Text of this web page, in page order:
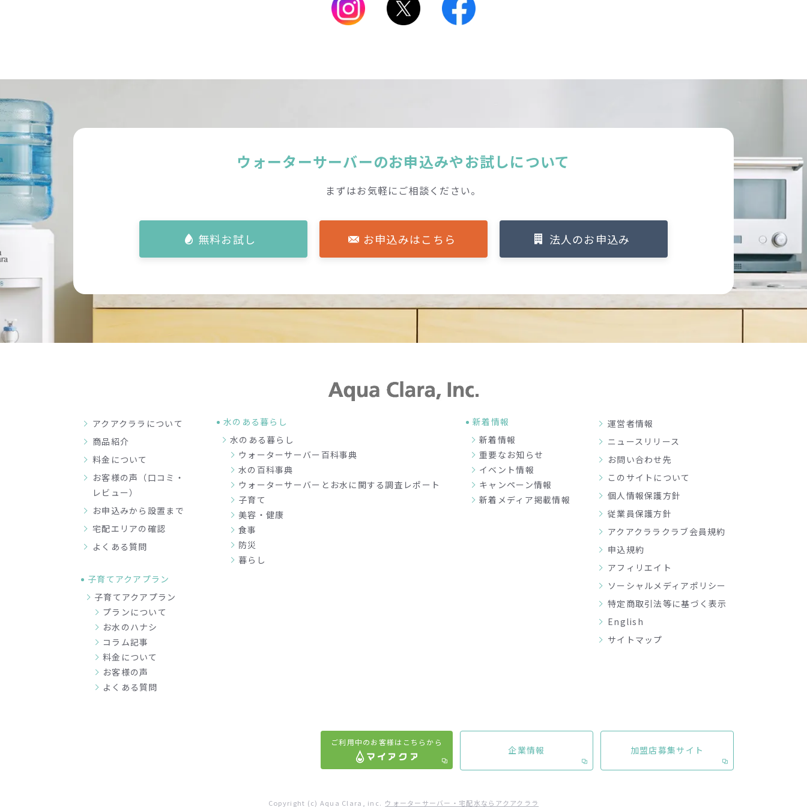
ウォーターサーバーのお申込みやお試しについて
まずはお気軽にご相談ください。
無料お試し お申込みはこちら 法人のお申込み
アクアクララについて
商品紹介
料金について
お客様の声（口コミ・
レビュー）
お申込みから設置まで
宅配エリアの確認
よくある質問
子育てアクアプラン
子育てアクアプラン
プランについて
お水のハナシ
コラム記事
料金について
お客様の声
よくある質問
水のある暮らし
水のある暮らし
ウォーターサーバー百科事典
水の百科事典
ウォーターサーバーとお水に関する調査レポート
子育て
美容・健康
食事
防災
暮らし
新着情報
新着情報
重要なお知らせ
イベント情報
キャンペーン情報
新着メディア掲載情報
運営者情報
ニュースリリース
お問い合わせ先
このサイトについて
個人情報保護方針
従業員保護方針
アクアクララクラブ会員規約
申込規約
アフィリエイト
ソーシャルメディアポリシー
特定商取引法等に基づく表示
English
サイトマップ
ご利用中のお客様はこちらから
企業情報 加盟店募集サイト
Copyright (c) Aqua Clara, inc. ウォーターサーバー・宅配水ならアクアクララ